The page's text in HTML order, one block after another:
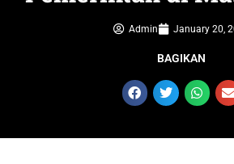
Admin January 20,
BAGIKAN